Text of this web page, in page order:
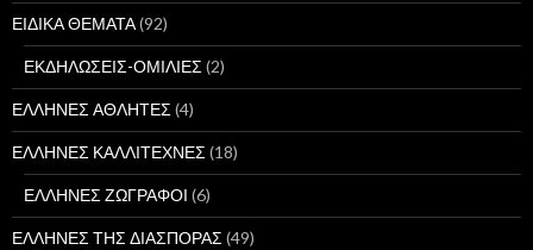
ΕΙΔΙΚΑ ΘΕΜΑΤΑ(92)
ΕΚΔΗΛΩΣΕΙΣ-ΟΜΙΛΙΕΣ (2)
ΕΛΛΗΝΕΣ ΑΘΛΗΤΕΣ (4)
ΕΛΛΗΝΕΣ ΚΑΛΛΙΤΕΧΝΕΣ (18)
ΕΛΛΗΝΕΣ ΖΩΓΡΑΦΟΙ (6)
ΕΛΛΗΝΕΣ ΤΗΣ ΔΙΑΣΠΟΡΑΣ (49)